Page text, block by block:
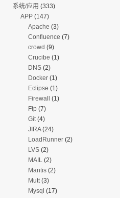
系统/应用 (333)
APP(147)
Apache (3)
Confluence (7)
crowd (9)
Crucibe (1)
DNS(2)
Docker(1)
Eclipse (1)
Firewall (1)
Ftp(7)
Git(4)
JIRA(24)
LoadRunner(2)
LVS(2)
MAIL (2)
Mantis(2)
Mutt(3)
Mysql (17)